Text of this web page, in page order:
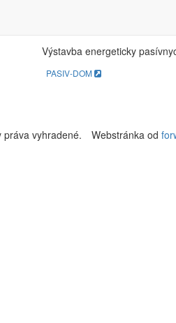
Výstavba energeticky
PASIV-DOM
práva vyhradené.
Webstránka od